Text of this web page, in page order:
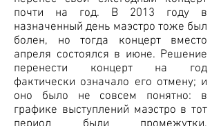
почти на год. В 2013 году в
назначенный день маэстро тоже был
болен, но тогда концерт вместо
апреля состоялся в июне. Решение
перенести концерт на год
фактически означало его отмену; и
оно было не совсем понятно: в
графике выступлений маэстро в тот